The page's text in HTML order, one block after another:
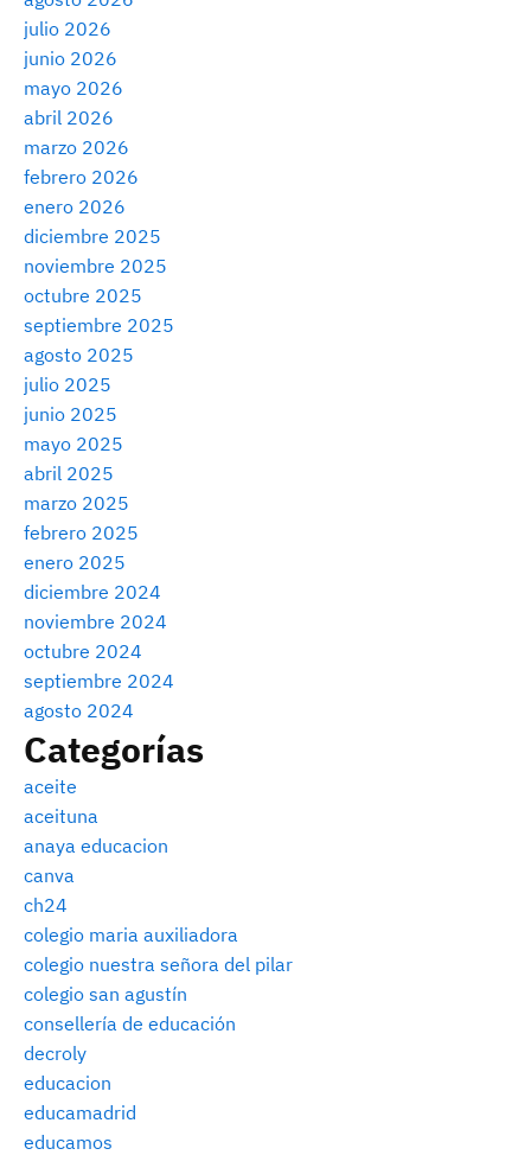
julio 2026
junio 2026
mayo 2026
abril 2026
marzo 2026
febrero 2026
enero 2026
diciembre 2025
noviembre 2025
octubre 2025
septiembre 2025
agosto 2025
julio 2025
junio 2025
mayo 2025
abril 2025
marzo 2025
febrero 2025
enero 2025
diciembre 2024
noviembre 2024
octubre 2024
septiembre 2024
agosto 2024
Categorías
aceite
aceituna
anaya educacion
canva
ch24
colegio maria auxiliadora
colegio nuestra señora del pilar
colegio san agustín
consellería de educación
decroly
educacion
educamadrid
educamos